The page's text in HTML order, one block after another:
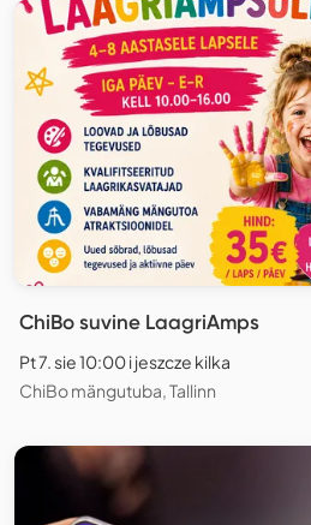
ChiBo suvine LaagriAmps
Pt 7. sie 10:00 i jeszcze kilka
ChiBo mängutuba, Tallinn